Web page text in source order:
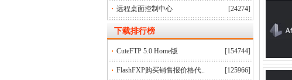
远程桌面控制中心 [24274]
下载排行榜
CuteFTP 5.0 Home版 [154744]
FlashFXP购买销售报价格代.. [125966]